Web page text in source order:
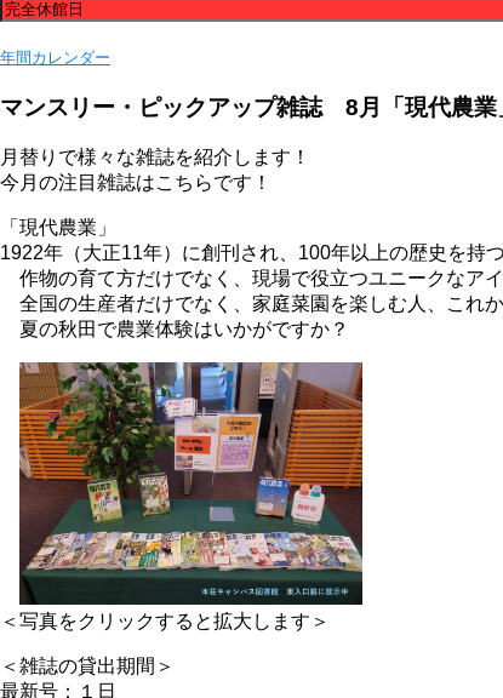
年間カレンダー
マンスリー・ピックアップ雑誌 8月「現代農業
月替りで様々な雑誌を紹介します！
今月の注目雑誌はこちらです！
「現代農業」
1922年（大正11年）に創刊され、100年以上の歴史を持
作物の育て方だけでなく、現場で役立つユニークなア
全国の生産者だけでなく、家庭菜園を楽しむ人、これ
夏の秋田で農業体験はいかがですか？
＜写真をクリックすると拡大します＞
＜雑誌の貸出期間＞
最新号：１日